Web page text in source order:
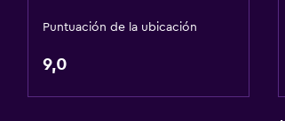
Puntuación de la ubicación
9,0